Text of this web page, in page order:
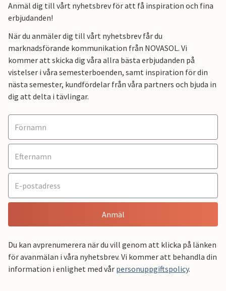
Anmäl dig till vårt nyhetsbrev för att få inspiration och fina
erbjudanden!
När du anmäler dig till vårt nyhetsbrev får du
marknadsförande kommunikation från NOVASOL. Vi
kommer att skicka dig våra allra bästa erbjudanden på
vistelser i våra semesterboenden, samt inspiration för din
nästa semester, kundfördelar från våra partners och bjuda in
dig att delta i tävlingar.
Anmäl
Du kan avprenumerera när du vill genom att klicka på länken
för avanmälan i våra nyhetsbrev. Vi kommer att behandla din
information i enlighet med vår personuppgiftspolicy.